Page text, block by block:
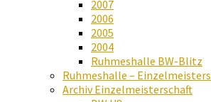
2007
2006
2005
2004
Ruhmeshalle BW-Blitz
Ruhmeshalle –
Archiv Einzelmeisterschaft